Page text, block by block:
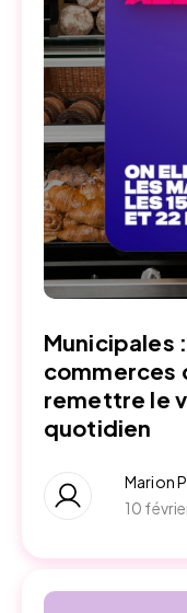
Municipales
commerces
remettre le
quotidien
Marion
10